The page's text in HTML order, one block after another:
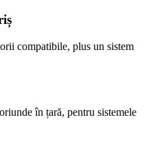
compatibile, plus un sistem
în țară, pentru sistemele